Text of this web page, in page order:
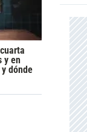
y en
dónde